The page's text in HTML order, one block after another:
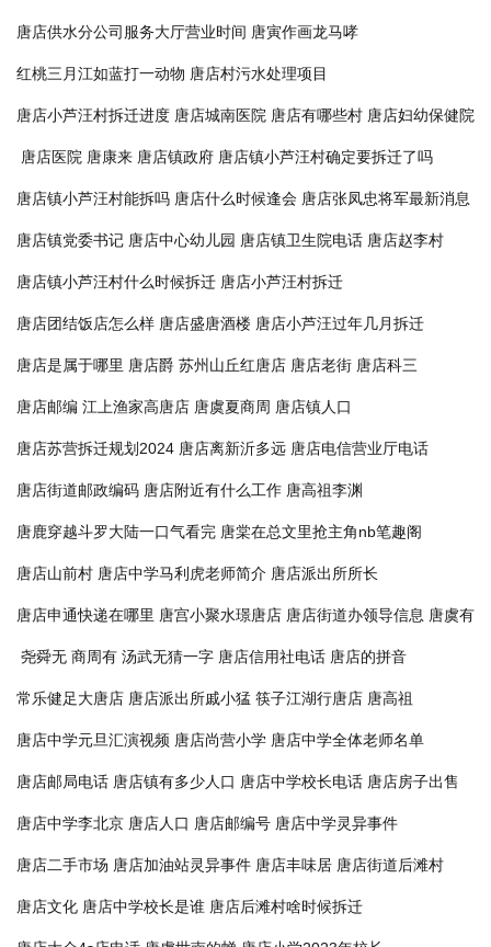
唐店供水分公司服务大厅营业时间 唐寅作画龙马哮
红桃三月江如蓝打一动物 唐店村污水处理项目
唐店小芦汪村拆迁进度 唐店城南医院 唐店有哪些村 唐店妇幼保健院
唐店医院 唐康来 唐店镇政府 唐店镇小芦汪村确定要拆迁了吗
唐店镇小芦汪村能拆吗 唐店什么时候逢会 唐店张凤忠将军最新消息
唐店镇党委书记 唐店中心幼儿园 唐店镇卫生院电话 唐店赵李村
唐店镇小芦汪村什么时候拆迁 唐店小芦汪村拆迁
唐店团结饭店怎么样 唐店盛唐酒楼 唐店小芦汪过年几月拆迁
唐店是属于哪里 唐店爵 苏州山丘红唐店 唐店老街 唐店科三
唐店邮编 江上渔家高唐店 唐虞夏商周 唐店镇人口
唐店苏营拆迁规划2024 唐店离新沂多远 唐店电信营业厅电话
唐店街道邮政编码 唐店附近有什么工作 唐高祖李渊
唐鹿穿越斗罗大陆一口气看完 唐棠在总文里抢主角nb笔趣阁
唐店山前村 唐店中学马利虎老师简介 唐店派出所所长
唐店申通快递在哪里 唐宫小聚水璟唐店 唐店街道办领导信息 唐虞有
尧舜无 商周有 汤武无猜一字 唐店信用社电话 唐店的拼音
常乐健足大唐店 唐店派出所戚小猛 筷子江湖行唐店 唐高祖
唐店中学元旦汇演视频 唐店尚营小学 唐店中学全体老师名单
唐店邮局电话 唐店镇有多少人口 唐店中学校长电话 唐店房子出售
唐店中学李北京 唐店人口 唐店邮编号 唐店中学灵异事件
唐店二手市场 唐店加油站灵异事件 唐店丰味居 唐店街道后滩村
唐店文化 唐店中学校长是谁 唐店后滩村啥时候拆迁